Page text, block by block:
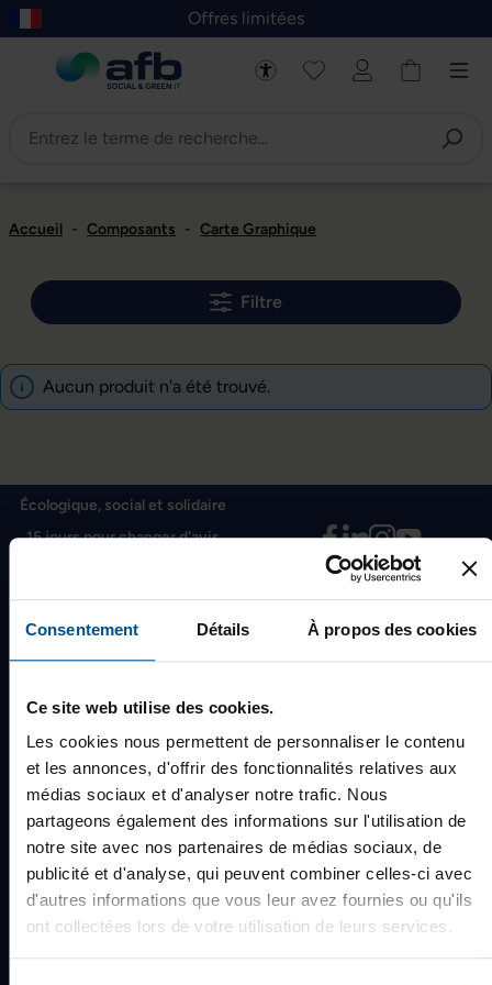
Consentement Détails À propos des cookies
Ce site web utilise des cookies.
Les cookies nous permettent de personnaliser le contenu
et les annonces, d'offrir des fonctionnalités relatives aux
médias sociaux et d'analyser notre trafic. Nous
partageons également des informations sur l'utilisation de
notre site avec nos partenaires de médias sociaux, de
publicité et d'analyse, qui peuvent combiner celles-ci avec
d'autres informations que vous leur avez fournies ou qu'ils
ont collectées lors de votre utilisation de leurs services.
au contenu principal
Skip to B2B platform navigation
Offres limitées
Accueil - Composants - Carte Graphique
Filtre
Aucun produit n'a été trouvé.
Écologique, social et solidaire
15 jours pour changer d'avis
À propos d'afb
Qui sommes-nous ?
Blog
Rejoignez-nous
Nos boutiques
Avis clients
Newsletter